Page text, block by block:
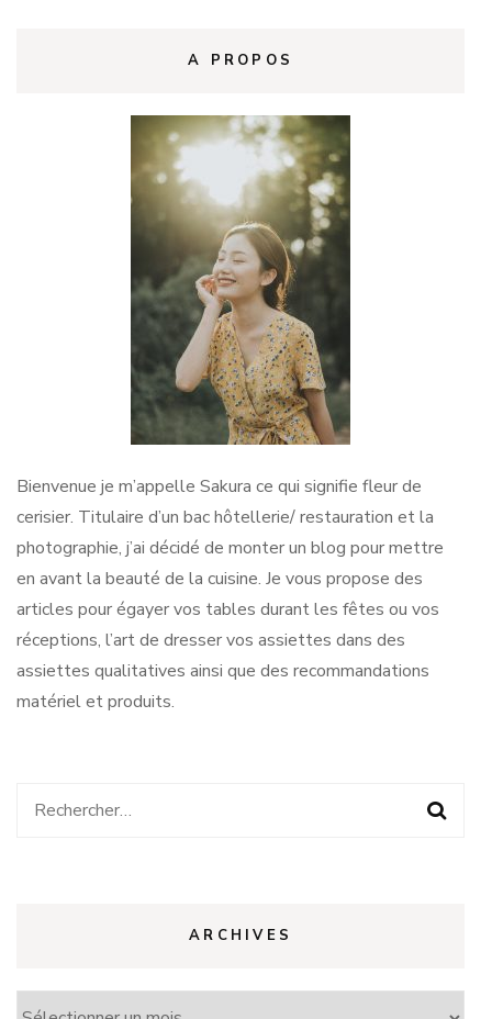
A PROPOS
Bienvenue je m’appelle Sakura ce qui signifie fleur de
cerisier. Titulaire d’un bac hôtellerie/ restauration et la
photographie, j’ai décidé de monter un blog pour mettre
en avant la beauté de la cuisine. Je vous propose des
articles pour égayer vos tables durant les fêtes ou vos
réceptions, l’art de dresser vos assiettes dans des
assiettes qualitatives ainsi que des recommandations
matériel et produits.
Rechercher :
ARCHIVES
Archives